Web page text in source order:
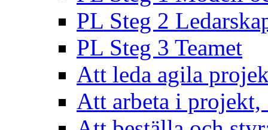
PL Steg 2
PL Steg 3 Teamet
Att leda agila
Att arbeta i projekt,